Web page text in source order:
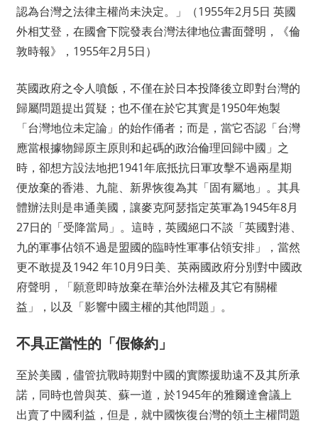
認為台灣之法律主權尚未決定。」（1955年2月5日 英國
外相艾登，在國會下院發表台灣法律地位書面聲明，《倫
敦時報》，1955年2月5日）
英國政府之令人噴飯，不僅在於日本投降後立即對台灣的
歸屬問題提出質疑；也不僅在於它其實是1950年炮製
「台灣地位未定論」的始作俑者；而是，當它否認「台灣
應當根據物歸原主原則和起碼的政治倫理回歸中國」之
時，卻想方設法地把1941年底抵抗日軍攻擊不過兩星期
便放棄的香港、九龍、新界恢復為其「固有屬地」。其具
體辦法則是串通美國，讓麥克阿瑟指定英軍為1945年8月
27日的「受降當局」。這時，英國絕口不談「英國對港、
九的軍事佔領不過是盟國的臨時性軍事佔領安排」，當然
更不敢提及1942 年10月9日美、英兩國政府分別對中國政
府聲明，「願意即時放棄在華治外法權及其它有關權
益」，以及「影響中國主權的其他問題」。
不具正當性的「假條約」
至於美國，儘管抗戰時期對中國的實際援助遠不及其所承
諾，同時也曾與英、蘇一道，於1945年的雅爾達會議上
出賣了中國利益，但是，就中國恢復台灣的領土主權問題